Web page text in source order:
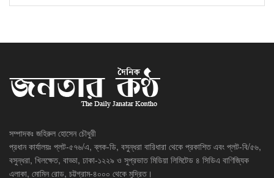
সম্পাদকঃ জহিরুল হোসেন চৌধুরী
প্রধান কার্যালয়ঃ প্লট-৫৭৬/এ, ব্লক-ডি, বসুন্ধরা বারিধারা থেকে প্রকাশিত এবং প্লট-বি/৫৬,
বসুন্ধরা, খিলক্ষেত, বাড্ডা, ঢাকা-১২২৯ ও সুপ্রভাত মিডিয়া লিমিটেড ৪ সিডিএ বাণিজ্যিক
এলাকা, মোমিন রোড, চট্টগ্রাম-৪০০০ থেকে মুদ্রিত।